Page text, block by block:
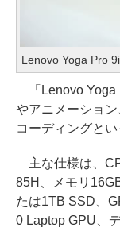
Lenovo Yoga Pro
「Lenovo Yoga
やアニメーショ
コーディングと
主な仕様は、
85H、メモリ
たは1TB SSD、
0 Laptop GPU、